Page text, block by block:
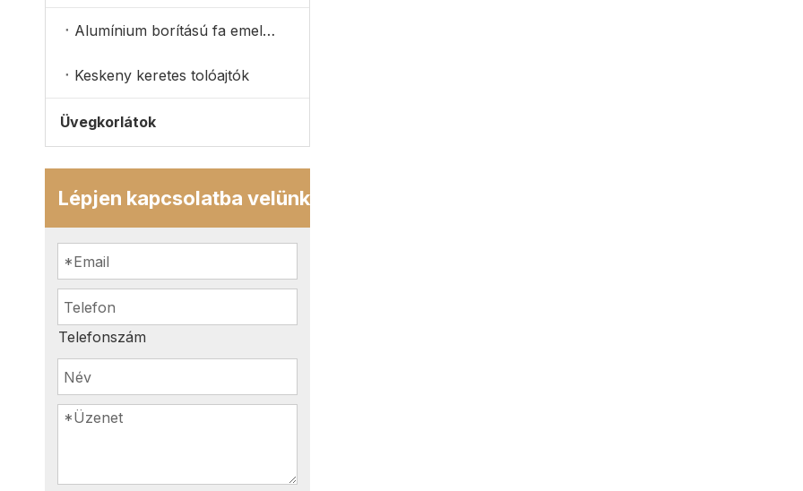
Alumínium borítású fa emelő és tolóajtók
Keskeny keretes tolóajtók
Üvegkorlátok
Lépjen kapcsolatba velünk
Telefonszám